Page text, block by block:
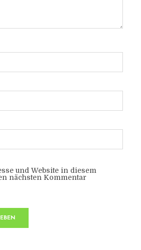
und Website in diesem
nächsten Kommentar